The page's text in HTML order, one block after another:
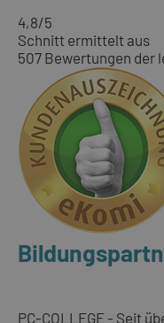
4,8/5
Schnitt ermittelt aus
507 Bewertungen der
PC-COLLEGE - Seit